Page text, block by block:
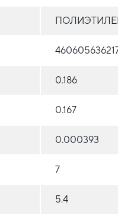
0.186
0.167
0.000393
7
5.4